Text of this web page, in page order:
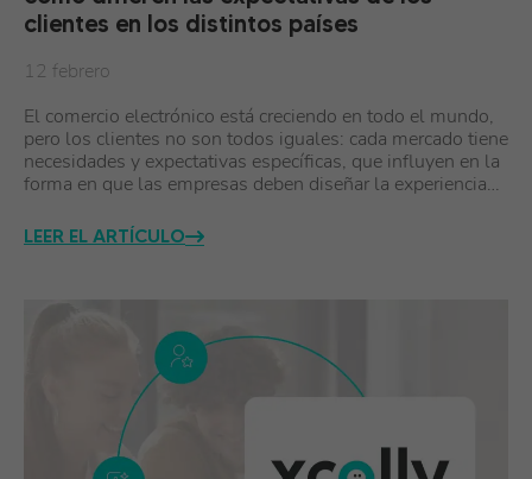
clientes en los distintos países
12 febrero
El comercio electrónico está creciendo en todo el mundo,
pero los clientes no son todos iguales: cada mercado tiene
necesidades y expectativas específicas, que influyen en la
forma en que las empresas deben diseñar la experiencia…
LEER EL ARTÍCULO